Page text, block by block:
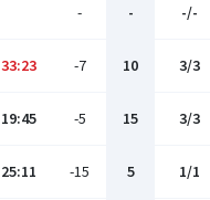
- - -/-
33:23 -7 10 3/3
19:45 -5 15 3/3
25:11 -15 5 1/1